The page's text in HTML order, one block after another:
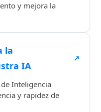
y mejora la
la
IA
↗
Inteligencia
y rapidez de